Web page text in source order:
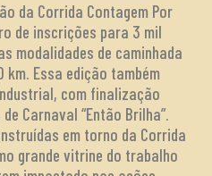
da Corrida Contagem Por
de inscrições para 3 mil
modalidades de caminhada
km. Essa edição também
com finalização
Carnaval “Então Brilha”.
em torno da Corrida
grande vitrine do trabalho